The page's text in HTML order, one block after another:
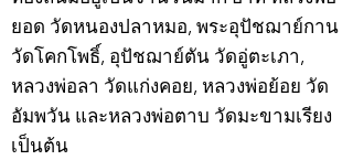
ยอด วัดหนองปลาหมอ, พระอุปัชฌาย์กาน
วัดโคกโพธิ์, อุปัชฌาย์ตัน วัดอู่ตะเภา,
หลวงพ่อลา วัดแก่งคอย, หลวงพ่อย้อย วัด
อัมพวัน และหลวงพ่อตาบ วัดมะขามเรียง
เป็นต้น